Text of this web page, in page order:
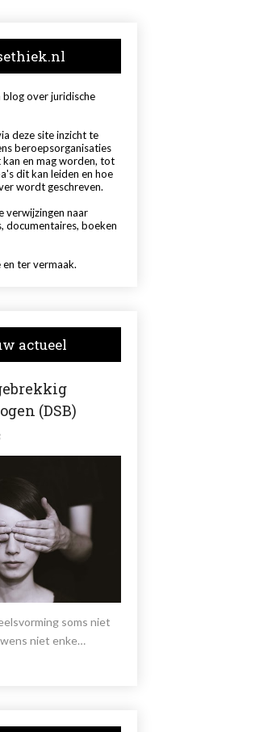
blog over juridische
deze site inzicht te
beroepsorganisaties
en mag worden, tot
dit kan leiden en hoe
wordt geschreven.
verwijzingen naar
documentaires, boeken
ter vermaak.
actueel
(DSB)
soms niet
niet enke…